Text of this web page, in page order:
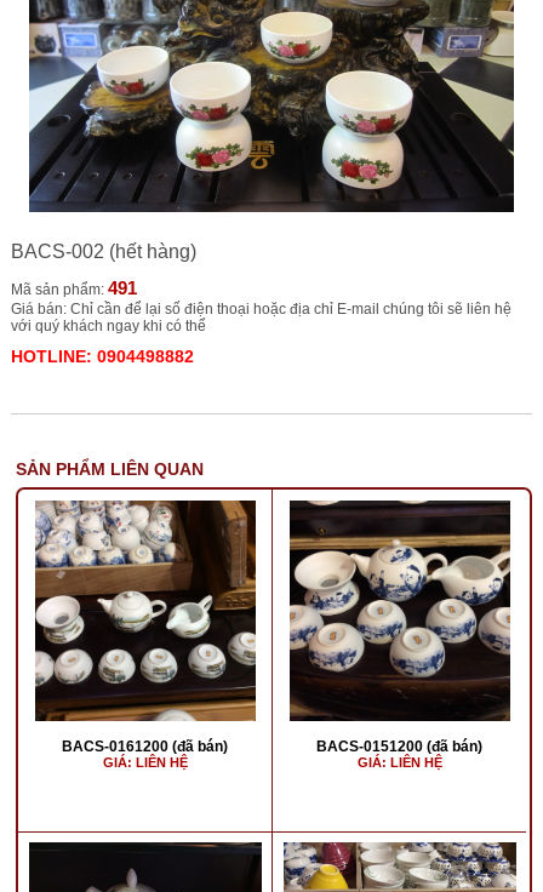
BACS-002 (hết hàng)
Mã sản phẩm: 491
Giá bán: Chỉ cần để lại số điện thoại hoặc địa chỉ E-mail chúng tôi sẽ liên hệ
với quý khách ngay khi có thể
HOTLINE: 0904498882
SẢN PHẨM LIÊN QUAN
BACS-0161200 (đã bán)
GIÁ: LIÊN HỆ
BACS-0151200 (đã bán)
GIÁ: LIÊN HỆ